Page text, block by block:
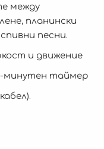
между
планински
песни.
и движение
минутен таймер